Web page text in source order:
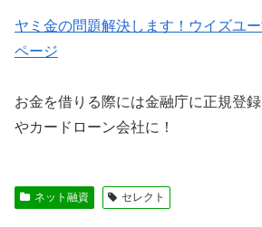
ヤミ金の問題解決します！ウイズユ
ページ
お金を借りる際には金融庁に正規登
やカードローン会社に！
ネット融資 セレクト